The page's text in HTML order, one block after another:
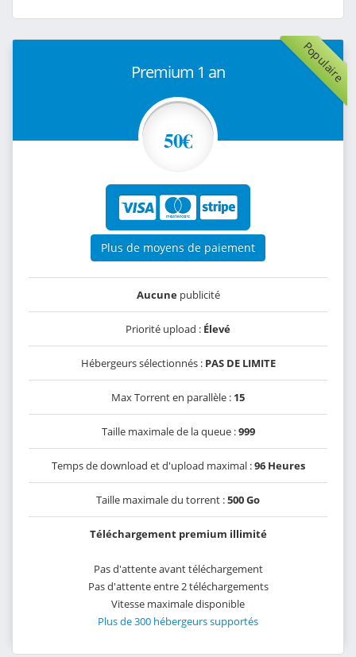
Populaire
Premium 1 an
50€
Plus de moyens de paiement
Aucunepublicité
Priorité upload : Élevé
Hébergeurs sélectionnés : PAS DE LIMITE
Max Torrent en parallèle : 15
Taille maximale de la queue :999
Temps de download et d'upload maximal :96 Heures
Taille maximale du torrent :500 Go
Téléchargement premium illimité
Pas d'attente avant téléchargement
Pas d'attente entre 2 téléchargements
Vitesse maximale disponible
Plus de 300 hébergeurs supportés